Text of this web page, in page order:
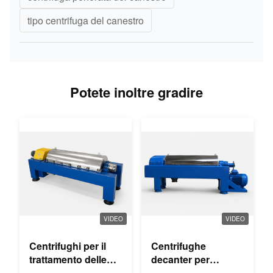
tipo centrifuga del canestro
Potete inoltre gradire
VIDEO
Centrifughi per il
trattamento delle
VIDEO
Centrifughe
decanter per